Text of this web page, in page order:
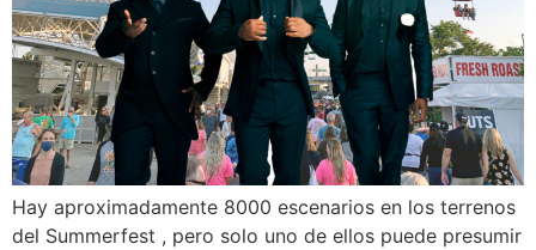
Hay aproximadamente 8000 escenarios en los terrenos
del Summerfest , pero solo uno de ellos puede presumir